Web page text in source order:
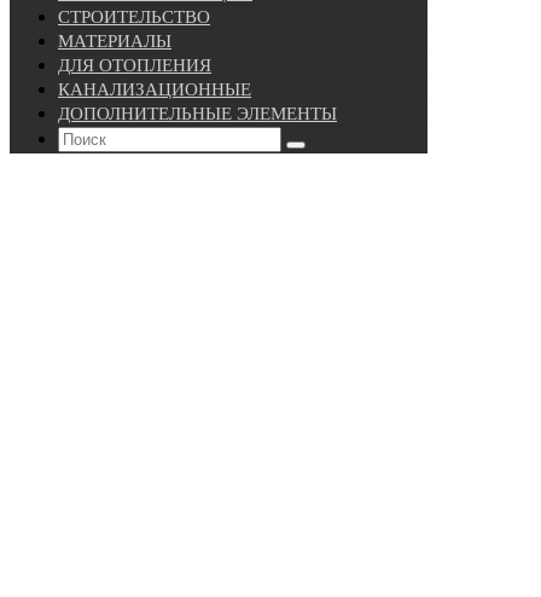
СТРОИТЕЛЬСТВО
МАТЕРИАЛЫ
ДЛЯ ОТОПЛЕНИЯ
КАНАЛИЗАЦИОННЫЕ
ДОПОЛНИТЕЛЬНЫЕ ЭЛЕМЕНТЫ